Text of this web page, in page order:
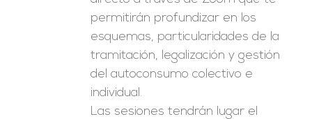
permitirán profundizar en los
esquemas, particularidades de la
tramitación, legalización y gestión
del autoconsumo colectivo e
individual.
Las sesiones tendrán lugar el